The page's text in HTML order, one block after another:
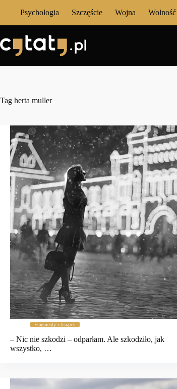
Psychologia Szczęście Wojna Wolność
Tag herta muller
Fragmenty z książek
– Nic nie szkodzi – odparłam. Ale szkodziło, jak
wszystko, …